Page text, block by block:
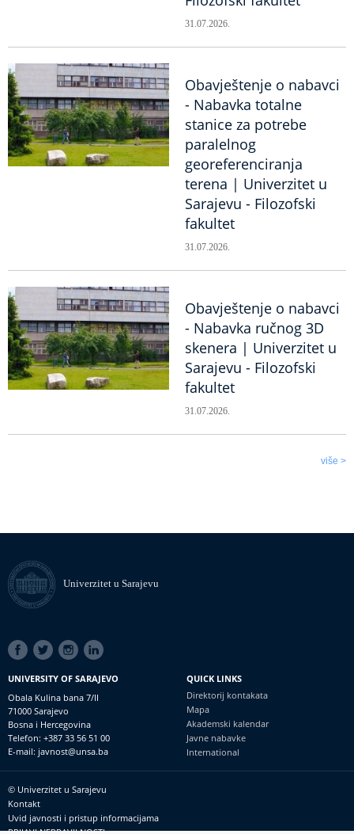
31.07.2026.
Obavještenje o nabavci
- Nabavka totalne
stanice za potrebe
paralelnog
georeferenciranja
terena | Univerzitet u
Sarajevu - Filozofski
fakultet
31.07.2026.
Obavještenje o nabavci
- Nabavka ručnog 3D
skenera | Univerzitet u
Sarajevu - Filozofski
fakultet
31.07.2026.
više >
Univerzitet u Sarajevu
SOCIAL
LINKS
UNIVERSITY OF SARAJEVO
Obala Kulina bana 7/II
71000 Sarajevo
Bosna i Hercegovina
Telefon: +387 33 56 51 00
E-mail: javnost@unsa.ba
QUICK LINKS
Direktorij kontakata
Mapa
Akademski kalendar
Javne nabavke
International
Footer
meni
© Univerzitet u Sarajevu
Kontakt
Uvid javnosti i pristup informacijama